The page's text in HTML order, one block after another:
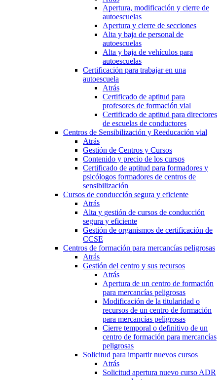
Apertura, modificación y cierre de
autoescuelas
Apertura y cierre de secciones
Alta y baja de personal de
autoescuelas
Alta y baja de vehículos para
autoescuelas
Certificación para trabajar en una
autoescuela
Atrás
Certificado de aptitud para
profesores de formación vial
Certificado de aptitud para directores
de escuelas de conductores
Centros de Sensibilización y Reeducación vial
Atrás
Gestión de Centros y Cursos
Contenido y precio de los cursos
Certificado de aptitud para formadores y
psicólogos formadores de centros de
sensibilización
Cursos de conducción segura y eficiente
Atrás
Alta y gestión de cursos de conducción
segura y eficiente
Gestión de organismos de certificación de
CCSE
Centros de formación para mercancías peligrosas
Atrás
Gestión del centro y sus recursos
Atrás
Apertura de un centro de formación
para mercancías peligrosas
Modificación de la titularidad o
recursos de un centro de formación
para mercancías peligrosas
Cierre temporal o definitivo de un
centro de formación para mercancías
peligrosas
Solicitud para impartir nuevos cursos
Atrás
Solicitud apertura nuevo curso ADR